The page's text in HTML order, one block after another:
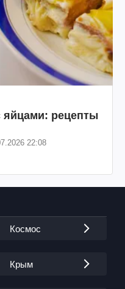
яйцами: рецепты
22:08
Космос
Крым